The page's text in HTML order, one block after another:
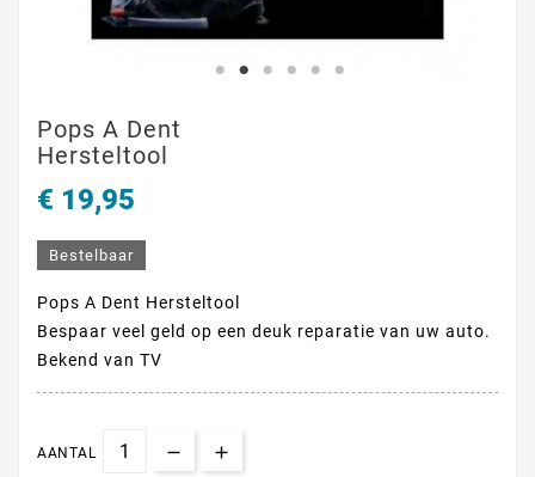
Pops A Dent
Hersteltool
€ 19,95
Bestelbaar
Pops A Dent Hersteltool
Bespaar veel geld op een deuk reparatie van uw auto.
Bekend van TV
AANTAL